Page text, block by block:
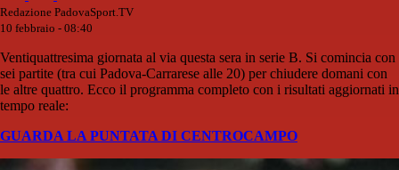
Redazione PadovaSport.TV
10 febbraio - 08:40
Ventiquattresima giornata al via questa sera in serie B. Si comincia con
sei partite (tra cui Padova-Carrarese alle 20) per chiudere domani con
le altre quattro. Ecco il programma completo con i risultati aggiornati in
tempo reale:
GUARDA LA PUNTATA DI CENTROCAMPO